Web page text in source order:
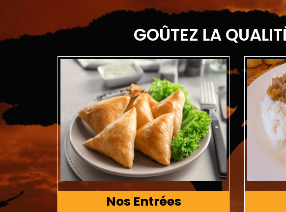
GOÛTEZ LA
Nos Entrées